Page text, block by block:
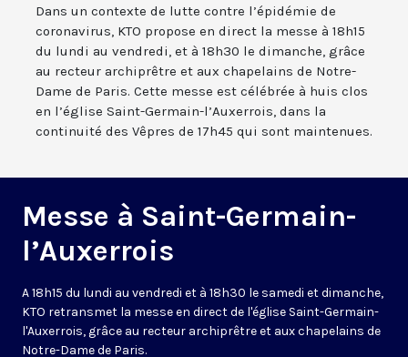
Dans un contexte de lutte contre l’épidémie de
coronavirus, KTO propose en direct la messe à 18h15
du lundi au vendredi, et à 18h30 le dimanche, grâce
au recteur archiprêtre et aux chapelains de Notre-
Dame de Paris. Cette messe est célébrée à huis clos
en l’église Saint-Germain-l’Auxerrois, dans la
continuité des Vêpres de 17h45 qui sont maintenues.
Messe à Saint-Germain-
l’Auxerrois
A 18h15 du lundi au vendredi et à 18h30 le samedi et dimanche,
KTO retransmet la messe en direct de l'église Saint-Germain-
l'Auxerrois, grâce au recteur archiprêtre et aux chapelains de
Notre-Dame de Paris.